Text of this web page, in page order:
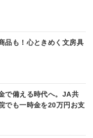
品も！心ときめく文房具
で備える時代へ。JA共
でも一時金を20万円お支